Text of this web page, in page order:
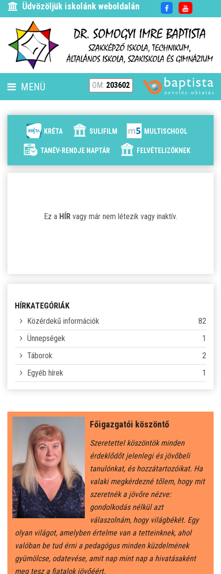
Üdvözöljük iskolánk weboldalán
MENÜ
HÍREK
ALAPÍTVÁNYUNK
SZJA 1% FELAJÁNLÁS
TANULÓINKNAK
ÁLTALÁNOS ISKOLÁSOKNAK
SZÜLŐKNEK
PEDAGÓGUSOK ELÉRHETŐSÉGE
ÁLLÁS
ÉTKEZÉS
KORONAVÍRUS
ÁLTALÁNOS ISKOLAI OKTATÁS
ÁLTALÁNOS KÖZÉPFOKÚ OKTATÁS
KÖZÉPFOKÚ OKTATÁS
SZAKMAI KÖZÉPFOKÚ OKTATÁS
OM: 203602
KRÉTA SULIFILM MULTISCHOOL
TANÉV-RENDJE NAPTÁR FELVÉTELIZŐKNEK
HÍRKATEGÓRIÁK
Közérdekű információk
82
Ünnepségek
1
Táborok
2
Egyéb hírek
1
Főigazgatói köszöntő
Szeretettel köszöntök minden
érdeklődőt jelenlegi és jövőbeli
tanulónkat, és hozzátartozóikat. Ha
valaki megkérdezné tőlem, hogy mit
szeretnék a jövőre nézve:
gondolkodás nélkül azt
válaszolnám, hogy világbékét. Egy
olyan világot, amelyben értelme van a tetteinknek, ahol
valóban be tud érni a pedagógus minden küzdelmének
gyümölcse, odatevése, amit nap mint nap a hivatásaként
meg tesz a fiatalok jövőéért.
Ez a HÍR vagy már nem létezik vagy inaktív.